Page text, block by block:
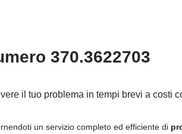
370.3622703
il tuo problema in tempi brevi a costi
un servizio completo ed efficiente di